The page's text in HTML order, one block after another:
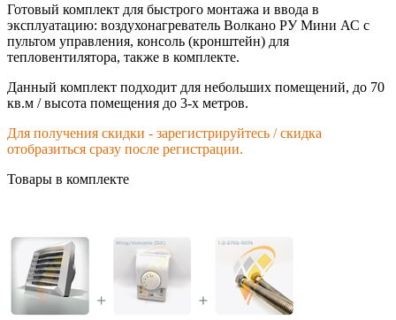
Готовый комплект для быстрого монтажа и ввода в
эксплуатацию: воздухонагреватель Волкано РУ Мини АС с
пультом управления, консоль (кронштейн) для
тепловентилятора, также в комплекте.
Данный комплект подходит для небольших помещений, до 70
кв.м / высота помещения до 3-х метров.
Для получения скидки - зарегистрируйтесь / скидка
отобразиться сразу после регистрации.
Товары в комплекте